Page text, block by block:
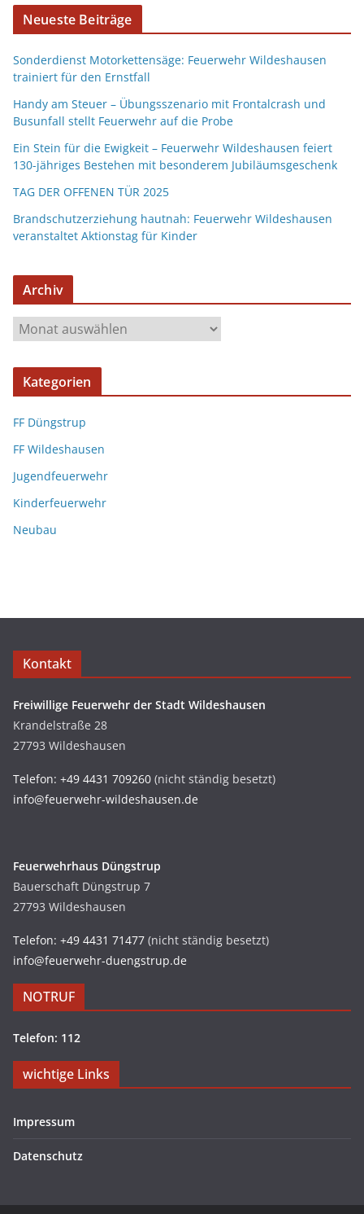
Neueste Beiträge
Sonderdienst Motorkettensäge: Feuerwehr Wildeshausen
trainiert für den Ernstfall
Handy am Steuer – Übungsszenario mit Frontalcrash und
Busunfall stellt Feuerwehr auf die Probe
Ein Stein für die Ewigkeit – Feuerwehr Wildeshausen feiert
130-jähriges Bestehen mit besonderem Jubiläumsgeschenk
TAG DER OFFENEN TÜR 2025
Brandschutzerziehung hautnah: Feuerwehr Wildeshausen
veranstaltet Aktionstag für Kinder
Archiv
Kategorien
FF Düngstrup
FF Wildeshausen
Jugendfeuerwehr
Kinderfeuerwehr
Neubau
Kontakt
Freiwillige Feuerwehr der Stadt Wildeshausen
Krandelstraße 28
27793 Wildeshausen
Telefon: +49 4431 709260 (nicht ständig besetzt)
info@feuerwehr-wildeshausen.de
Feuerwehrhaus Düngstrup
Bauerschaft Düngstrup 7
27793 Wildeshausen
Telefon: +49 4431 71477 (nicht ständig besetzt)
info@feuerwehr-duengstrup.de
NOTRUF
Telefon: 112
wichtige Links
Impressum
Datenschutz